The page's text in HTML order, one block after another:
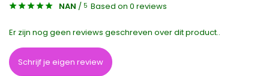
NAN / 5 Based on 0 reviews
Er zijn nog geen reviews geschreven over dit product..
Schrijf je eigen review